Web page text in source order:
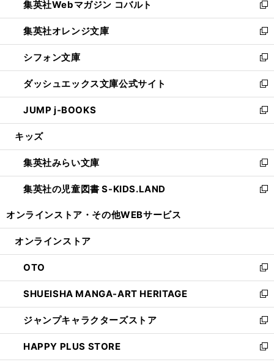
く
で
開
く
ド
ウ
で
開
く
ィ
ン
ド
ウ
で
開
く
集英社Webマガジン コバルト
新
し
い
ウ
ィ
ン
ド
ウ
で
開
集英社オレンジ文庫
新
し
い
ウ
ィ
ン
ド
ウ
開
く
シフォン文庫
新
し
い
ウ
ィ
ン
ウ
で
開
く
ダッシュエックス文庫公式サイト
新
し
い
ウ
ン
ド
ウ
で
JUMP j-BOOKS
新
し
ウ
ィ
ン
ド
開
キッズ
集英社みらい文庫
新
し
い
ン
ウ
で
開
く
集英社の児童図書 S-KIDS.LAND
新
ウ
ン
ド
ウ
で
開
く
オンラインストア・ その他WEBサービス
オンラインストア
OTO
新
し
い
ウ
ィ
ン
ド
SHUEISHA MANGA-ART HERITAGE
新
し
い
ウ
ィ
ジャンプキャラクターズストア
新
し
い
HAPPY PLUS STORE
新